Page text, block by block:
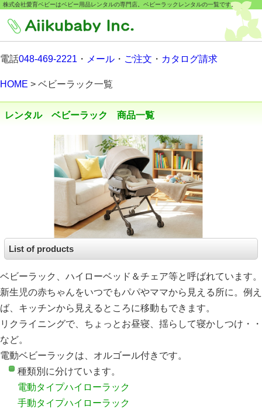
株式会社愛育ベビーはベビー用品レンタルの専門店。ベビーラックレンタルの一覧です。
電話048-469-2221 ・ メール ・ ご注文 ・ カタログ請求
HOME > ベビーラック一覧
レンタル ベビーラック 商品一覧
List of products
ベビーラック、ハイローベッド＆チェア等と呼ばれています。
新生児の赤ちゃんをいつでもパパやママから見える所に。例え
ば、キッチンから見えるところに移動もできます。
リクライニングで、ちょっとお昼寝、揺らして寝かしつけ・・
など。
電動ベビーラックは、オルゴール付きです。
種類別に分けています。
電動タイプハイローラック
手動タイプハイローラック